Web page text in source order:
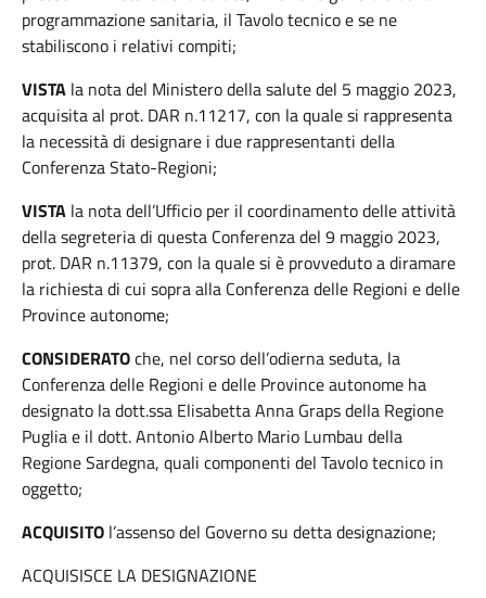
programmazione sanitaria, il Tavolo tecnico e se ne
stabiliscono i relativi compiti;
VISTA la nota del Ministero della salute del 5 maggio 2023,
acquisita al prot. DAR n.11217, con la quale si rappresenta
la necessità di designare i due rappresentanti della
Conferenza Stato-Regioni;
VISTA la nota dell’Ufficio per il coordinamento delle attività
della segreteria di questa Conferenza del 9 maggio 2023,
prot. DAR n.11379, con la quale si è provveduto a diramare
la richiesta di cui sopra alla Conferenza delle Regioni e delle
Province autonome;
CONSIDERATOche, nel corso dell’odierna seduta, la
Conferenza delle Regioni e delle Province autonome ha
designato la dott.ssa Elisabetta Anna Graps della Regione
Puglia e il dott. Antonio Alberto Mario Lumbau della
Regione Sardegna, quali componenti del Tavolo tecnico in
oggetto;
ACQUISITO l’assenso del Governo su detta designazione;
ACQUISISCE LA DESIGNAZIONE